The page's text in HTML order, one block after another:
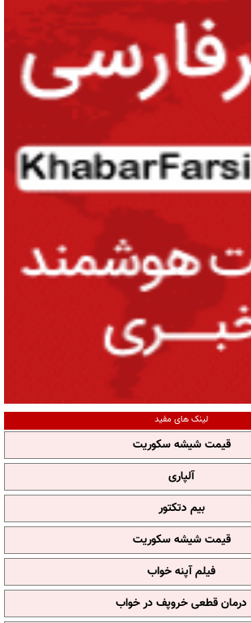
لینک های مفید
قیمت شیشه سکوریت
آلپاری
بیم دتکتور
قیمت شیشه سکوریت
فیلم آپنه خواب
درمان قطعی خروپف در خواب